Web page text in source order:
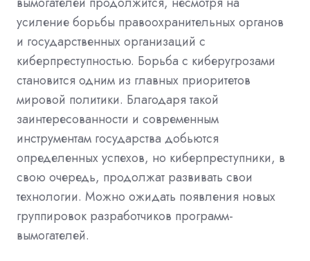
усиление борьбы правоохранительных органов
и государственных организаций с
киберпреступностью. Борьба с киберугрозами
становится одним из главных приоритетов
мировой политики. Благодаря такой
заинтересованности и современным
инструментам государства добьются
определенных успехов, но киберпреступники, в
свою очередь, продолжат развивать свои
технологии. Можно ожидать появления новых
группировок разработчиков программ-
вымогателей.